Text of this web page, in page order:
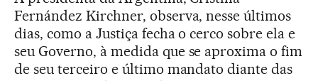
Fernández Kirchner, observa, nesse últimos
dias, como a Justiça fecha o cerco sobre ela e
seu Governo, à medida que se aproxima o fim
de seu terceiro e último mandato diante das